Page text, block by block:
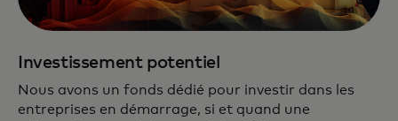
Investissement potentiel
Nous avons un fonds dédié pour investir dans les
entreprises en démarrage, si et quand une